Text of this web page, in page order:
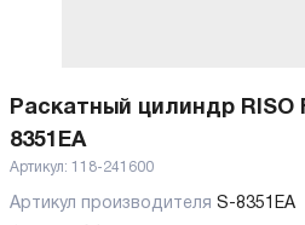
Раскатный цилиндр RISO
8351EA
Артикул: 118-241600
Артикул производителя S-8351EA